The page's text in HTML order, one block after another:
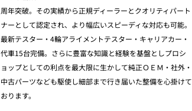
周年突破。その実績から正規ディーラーとクオリティパート
ナーとして認定され、より幅広いスピーディな対応も可能。
最新テスター・4輪アライメントテスター・キャリアカー・
代車15台完備。さらに豊富な知識と経験を基盤としプロシ
ョップとしての利点を最大限に生かして純正ＯＥＭ・社外・
中古パーツなども駆使し細部まで行き届いた整備を心掛けて
おります。